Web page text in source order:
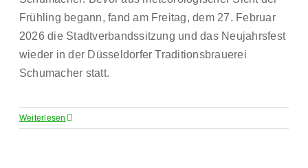
Frühling begann, fand am Freitag, dem 27. Februar
2026 die Stadtverbandssitzung und das Neujahrsfest
wieder in der Düsseldorfer Traditionsbrauerei
Schumacher statt.
Weiterlesen